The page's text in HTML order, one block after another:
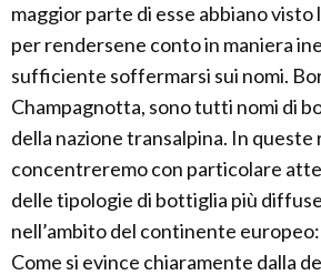
maggior parte di esse abbiano visto
per rendersene conto in maniera
sufficiente soffermarsi sui nomi.
Champagnotta, sono tutti nomi di
della nazione transalpina. In queste
concentreremo con particolare
delle tipologie di bottiglia più
nell’ambito del continente
Come si evince chiaramente dalla